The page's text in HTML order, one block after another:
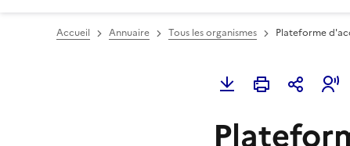
Accueil Annuaire Tous les organismes Plateforme